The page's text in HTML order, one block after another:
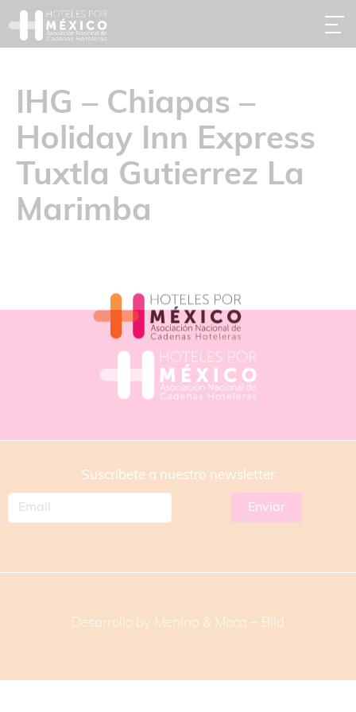
IHG – Chiapas –
Holiday Inn Express
Tuxtla Gutierrez La
Marimba
Suscríbete a nuestro newsletter
Desarrollo by Menina & Moca + Bild